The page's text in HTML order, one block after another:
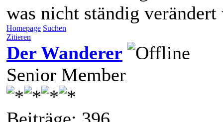
was nicht ständig
Homepage Suchen
Zitieren
Der Wanderer
Senior Member